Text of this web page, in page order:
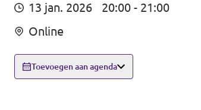
Volt Delft
Mensen
13 jan. 2026
20:00 - 21:00
Online
Toevoegen aan agenda